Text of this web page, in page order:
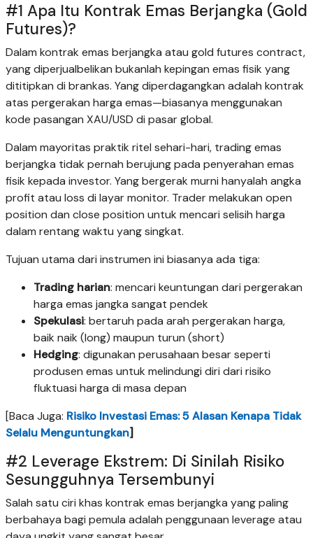
#1 Apa Itu Kontrak Emas Berjangka (Gold
Futures)?
Dalam kontrak emas berjangka atau gold futures contract,
yang diperjualbelikan bukanlah kepingan emas fisik yang
dititipkan di brankas. Yang diperdagangkan adalah kontrak
atas pergerakan harga emas—biasanya menggunakan
kode pasangan XAU/USD di pasar global.
Dalam mayoritas praktik ritel sehari-hari, trading emas
berjangka tidak pernah berujung pada penyerahan emas
fisik kepada investor. Yang bergerak murni hanyalah angka
profit atau loss di layar monitor. Trader melakukan open
position dan close position untuk mencari selisih harga
dalam rentang waktu yang singkat.
Tujuan utama dari instrumen ini biasanya ada tiga:
Trading harian: mencari keuntungan dari pergerakan
harga emas jangka sangat pendek
Spekulasi: bertaruh pada arah pergerakan harga,
baik naik (long) maupun turun (short)
Hedging: digunakan perusahaan besar seperti
produsen emas untuk melindungi diri dari risiko
fluktuasi harga di masa depan
[Baca Juga: Risiko Investasi Emas: 5 Alasan Kenapa Tidak
Selalu Menguntungkan]
#2 Leverage Ekstrem: Di Sinilah Risiko
Sesungguhnya Tersembunyi
Salah satu ciri khas kontrak emas berjangka yang paling
berbahaya bagi pemula adalah penggunaan leverage atau